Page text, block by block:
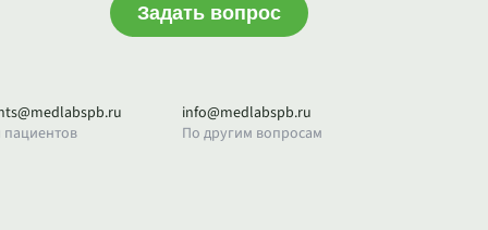
Задать вопрос
info@medlabspb.ru
По другим вопросам